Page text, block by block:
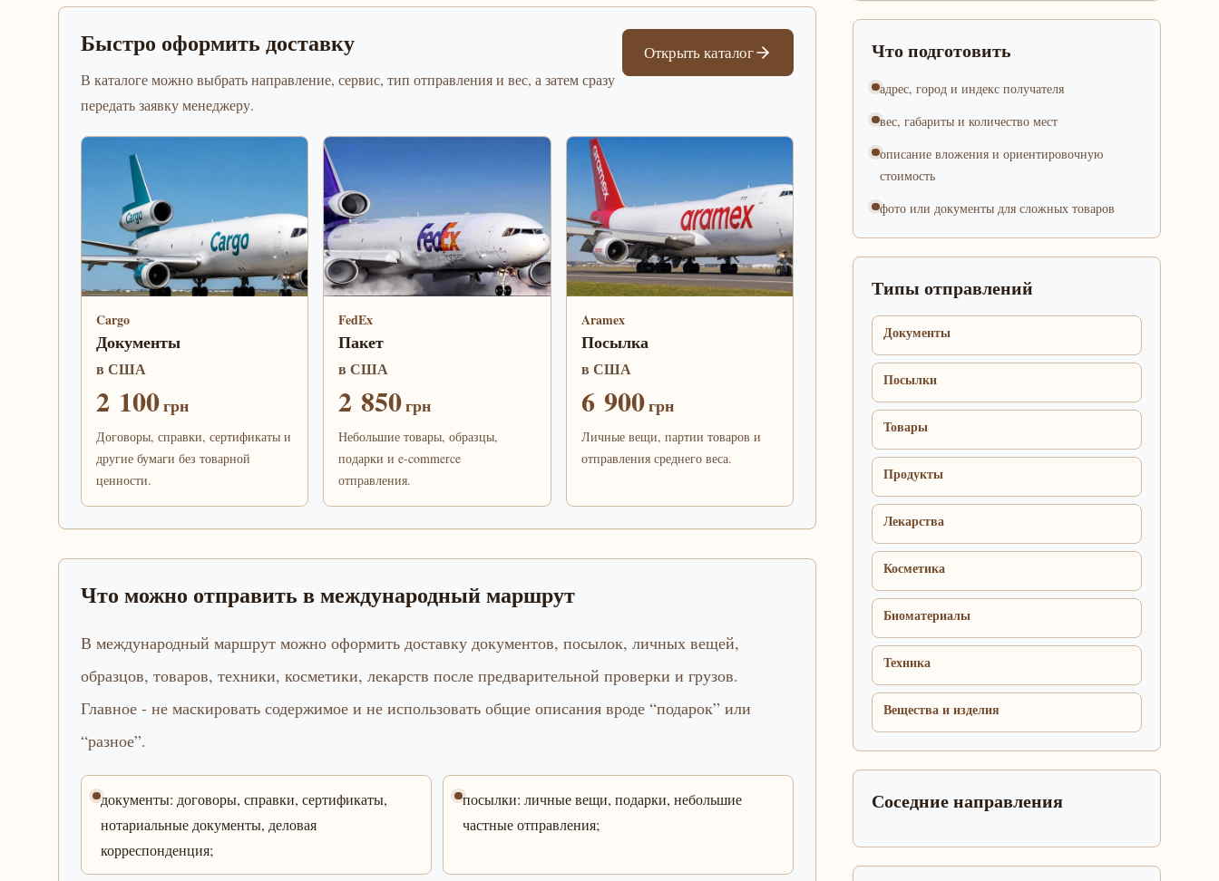
Быстро оформить доставку
В каталоге можно выбрать направление, сервис, тип отправления и вес, а затем сразу
передать заявку менеджеру.
Открыть каталог
Cargo
Документы
в США
2 100грн
Договоры, справки, сертификаты и
другие бумаги без товарной
ценности.
FedEx
Пакет
в США
2 850грн
Небольшие товары, образцы,
подарки и e-commerce
отправления.
Aramex
Посылка
в США
6 900грн
Личные вещи, партии товаров и
отправления среднего веса.
Что можно отправить в международный маршрут
В международный маршрут можно оформить доставку документов, посылок, личных вещей,
образцов, товаров, техники, косметики, лекарств после предварительной проверки и грузов.
Главное - не маскировать содержимое и не использовать общие описания вроде “подарок” или
“разное”.
документы: договоры, справки, сертификаты,
нотариальные документы, деловая
корреспонденция;
посылки: личные вещи, подарки, небольшие
частные отправления;
Что подготовить
адрес, город и индекс получателя
вес, габариты и количество мест
описание вложения и ориентировочную
стоимость
фото или документы для сложных товаров
Типы отправлений
Документы
Посылки
Товары
Продукты
Лекарства
Косметика
Биоматериалы
Техника
Вещества и изделия
Соседние направления